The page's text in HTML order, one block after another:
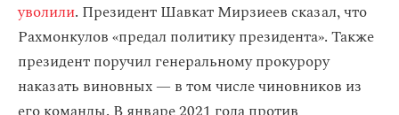
уволили. Президент Шавкат Мирзиеев сказал, что
Рахмонкулов «предал политику президента». Также
президент поручил генеральному прокурору
наказать виновных — в том числе чиновников из